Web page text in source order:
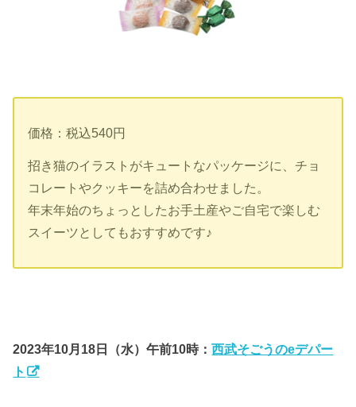
価格：税込540円
招き猫のイラストがキュートなパッケージに、チョ
コレートやクッキーを詰め合わせました。
年末年始のちょっとしたお手土産やご自宅で楽しむ
スイーツとしてもおすすめです♪
2023年10月18日（水）午前10時：西武そごうのeデパー
ト